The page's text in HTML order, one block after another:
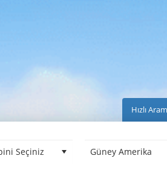
Hızlı